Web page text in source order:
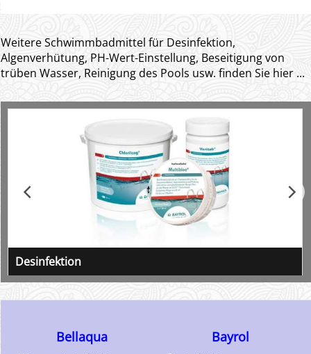
Weitere Schwimmbadmittel für Desinfektion,
Algenverhütung, PH-Wert-Einstellung, Beseitigung von
trüben Wasser, Reinigung des Pools usw. finden Sie hier ...
Desinfektion
von Schwimmbadwasser mit Chlor oder
Aktivsauerstoff
Bayrol
Bellaqua